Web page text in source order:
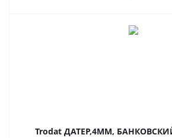
Trodat ДАТЕР,4ММ,